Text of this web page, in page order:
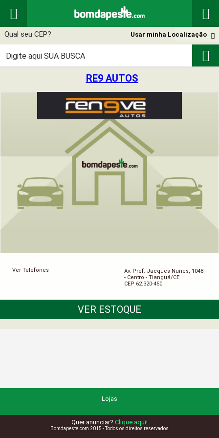
 

Usar minha Localização

RE9 AUTOS
Ver Telefones
Av. Pref. Jacques Nunes, 1048 -
- Centro - Tianguá/CE
CEP 62.320-450
VER ESTOQUE
Lojas
Quer anunciar? Clique aqui!
Bomdapeste.com 2015 - Todos os direitos reservados